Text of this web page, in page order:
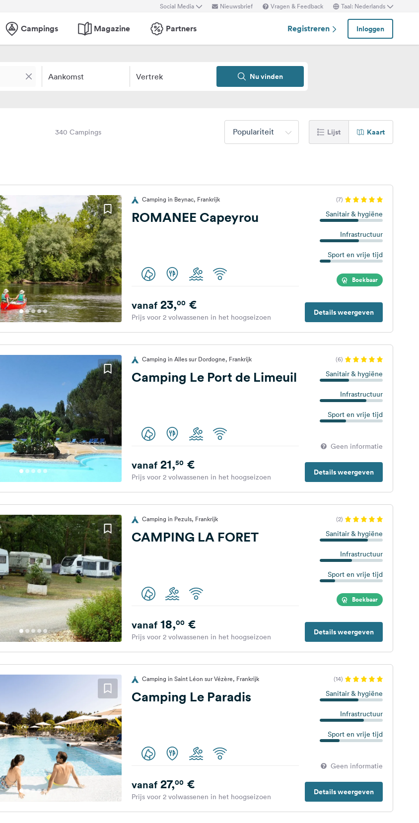
Social Media Nieuwsbrief Vragen & Feedback Taal: Nederlands
Campings Magazine Partners Registreren Inloggen
Aankomst Vertrek Nu vinden
340 Campings Populariteit Lijst Kaart
Camping in Beynac, Frankrijk (7)
ROMANEE Capeyrou Sanitair & hygiëne
Infrastructuur
Sport en vrije tijd
Boekbaar
Details weergeven
vanaf23,00€
Prijs voor 2 volwassenen in het hoogseizoen
Camping in Alles sur Dordogne, Frankrijk (6)
Camping Le Port de Limeuil Sanitair & hygiëne
Infrastructuur
Sport en vrije tijd
Geen informatie
Details weergeven
vanaf21,50€
Prijs voor 2 volwassenen in het hoogseizoen
Camping in Pezuls, Frankrijk (2)
CAMPING LA FORET Sanitair & hygiëne
Infrastructuur
Sport en vrije tijd
Boekbaar
Details weergeven
vanaf18,00€
Prijs voor 2 volwassenen in het hoogseizoen
Camping in Saint Léon sur Vézère, Frankrijk (14)
Camping Le Paradis Sanitair & hygiëne
Infrastructuur
Sport en vrije tijd
Geen informatie
Details weergeven
vanaf27,00€
Prijs voor 2 volwassenen in het hoogseizoen